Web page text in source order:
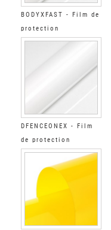
BODYXFAST - Film de
protection
automobile souple
DFENCEONEX - Film
de protection
automobile brillant